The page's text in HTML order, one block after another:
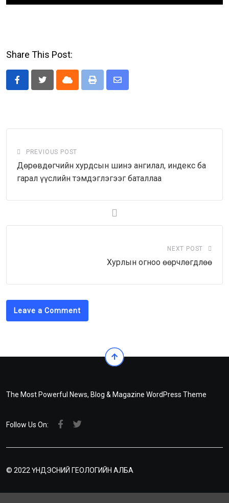
Share This Post:
Cloud Print
Share
PREVIOUS POST
Дөрөвдөгчийн хурдсын шинэ ангилал, индекс ба
гарал үүслийн тэмдэглэгээг баталлаа
NEXT POST
Хурлын огноо өөрчлөгдлөө
Leave a Comment
The Most Powerful News, Blog & Magazine WordPress Theme
Follow Us On:
© 2022 ҮНДЭСНИЙ ГЕОЛОГИЙН АЛБА